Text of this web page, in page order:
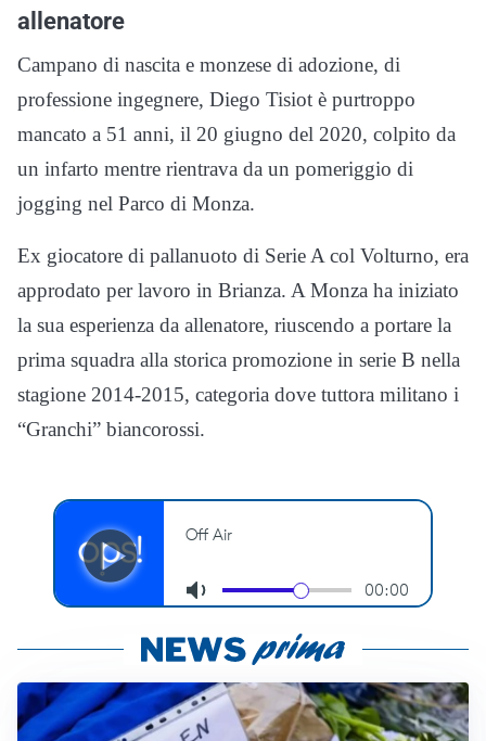
allenatore
Campano di nascita e monzese di adozione, di
professione ingegnere, Diego Tisiot è purtroppo
mancato a 51 anni, il 20 giugno del 2020, colpito da
un infarto mentre rientrava da un pomeriggio di
jogging nel Parco di Monza.
Ex giocatore di pallanuoto di Serie A col Volturno, era
approdato per lavoro in Brianza. A Monza ha iniziato
la sua esperienza da allenatore, riuscendo a portare la
prima squadra alla storica promozione in serie B nella
stagione 2014-2015, categoria dove tuttora militano i
“Granchi” biancorossi.